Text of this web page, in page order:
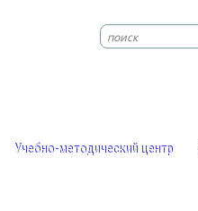
Учебно-методический центр